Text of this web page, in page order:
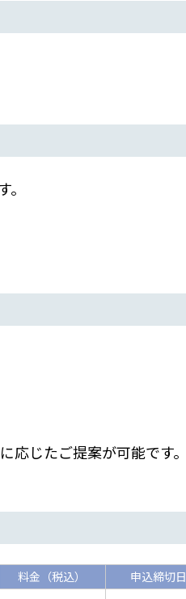
じたご提案が可能です。
料金（税込） 申込締切日